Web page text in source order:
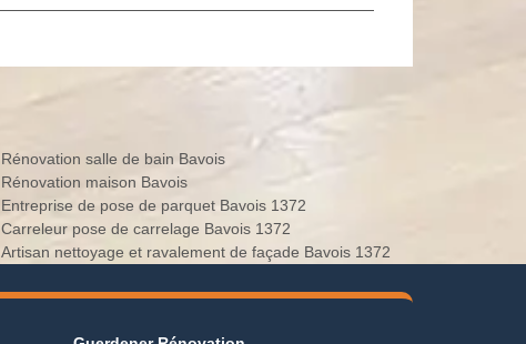
Rénovation salle de bain Bavois
Rénovation maison Bavois
Entreprise de pose de parquet Bavois 1372
Carreleur pose de carrelage Bavois 1372
Artisan nettoyage et ravalement de façade Bavois 1372